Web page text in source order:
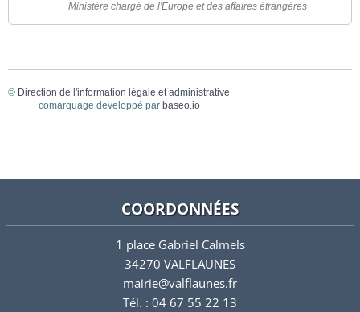
Ministère chargé de l'Europe et des affaires étrangères
© Direction de l'information légale et administrative
comarquage developpé par baseo.io
COORDONNÉES
1 place Gabriel Calmels
34270 VALFLAUNES
mairie@valflaunes.fr
Tél. : 04 67 55 22 13